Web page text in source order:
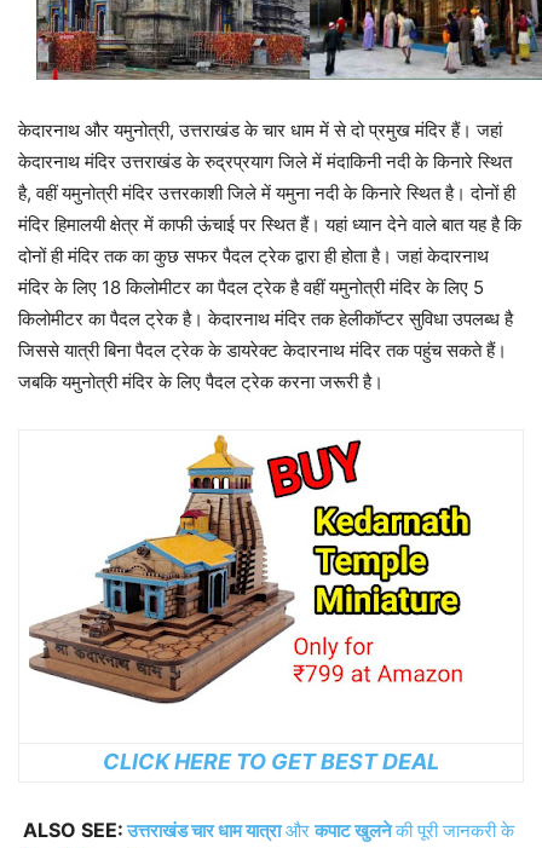
केदारनाथ और यमुनोत्री, उत्तराखंड के चार धाम में से दो प्रमुख मंदिर हैं। जहां
केदारनाथ मंदिर उत्तराखंड के रुद्रप्रयाग जिले में मंदाकिनी नदी के किनारे स्थित
है, वहीं यमुनोत्री मंदिर उत्तरकाशी जिले में यमुना नदी के किनारे स्थित है। दोनों ही
मंदिर हिमालयी क्षेत्र में काफी ऊंचाई पर स्थित हैं। यहां ध्यान देने वाले बात यह है कि
दोनों ही मंदिर तक का कुछ सफर पैदल ट्रेक द्वारा ही होता है। जहां केदारनाथ
मंदिर के लिए 18 किलोमीटर का पैदल ट्रेक है वहीं यमुनोत्री मंदिर के लिए 5
किलोमीटर का पैदल ट्रेक है। केदारनाथ मंदिर तक हेलीकॉप्टर सुविधा उपलब्ध है
जिससे यात्री बिना पैदल ट्रेक के डायरेक्ट केदारनाथ मंदिर तक पहुंच सकते हैं।
जबकि यमुनोत्री मंदिर के लिए पैदल ट्रेक करना जरूरी है।
CLICK HERETO GET BEST DEAL
ALSO SEE: उत्तराखंड चार धाम यात्राऔरकपाट खुलनेकी पूरी जानकरी के